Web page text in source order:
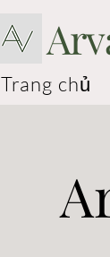
Trang chủ